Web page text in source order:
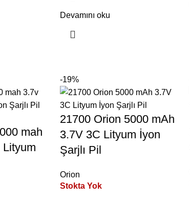
Devamını oku
mah
Lityum
-19%
21700 Orion 5000 mAh
3.7V 3C Lityum İyon
Şarjlı Pil
Orion
Stokta Yok